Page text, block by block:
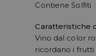
Contiene Solfiti
Caratteristiche
Vino dal color
ricordano i